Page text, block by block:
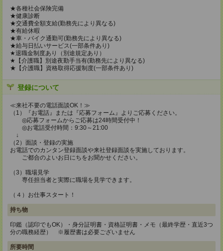
★各種社会保険完備
★健康診断
★交通費全額支給(勤務先により異なる)
★有給休暇
★車・バイク通勤可(勤務先により異なる)
★給与日払いサービス(一部条件あり)
★退職金制度あり（別途規定あり）
★【介護職】別途夜勤手当有(勤務先により異なる)
★【介護職】資格取得応援制度(一部条件あり)
登録について
≪来社不要の電話面談OK！≫
（1）『お電話』または『応募フォーム』よりご応募ください。
◎応募フォームからご応募は24時間受付中！
◎お電話受付時間：9:30～21:00
↓
（2）面談・登録の実施
お電話でのカンタン登録面談や来社登録面談を実施しております。
ご都合のよいお日にちをお聞かせください。
（3）職場見学
専任担当者と実際に職場を見学できます。
（４）お仕事スタート！
持ち物
印鑑（認印でもOK）・身分証明書・資格証明書・メモ（最終学歴・直近3つ
分の職務経歴） ※履歴書は必要ございません
所要時間